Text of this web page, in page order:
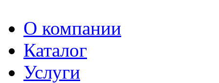
О компании
Каталог
Услуги